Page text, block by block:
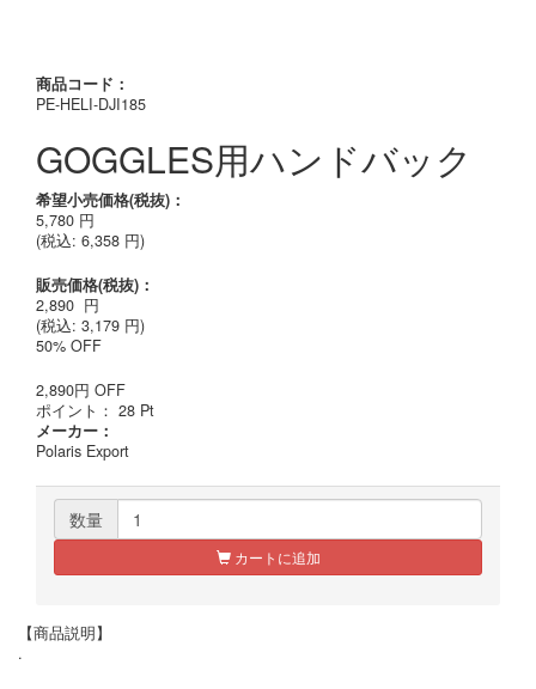
商品コード：
PE-HELI-DJI185
GOGGLES用ハンドバック
希望小売価格(税抜)：
5,780 円
(税込: 6,358 円)
販売価格(税抜)：
2,890 円
(税込: 3,179 円)
50% OFF
2,890円 OFF
ポイント： 28 Pt
メーカー：
Polaris Export
数量
カートに追加
【商品説明】
.